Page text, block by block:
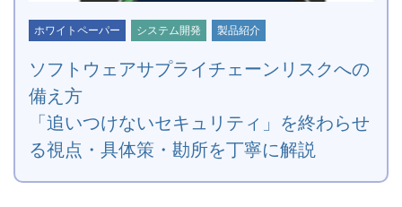
ホワイトペーパー システム開発 製品紹介
ソフトウェアサプライチェーンリスクへの
備え方
「追いつけないセキュリティ」を終わらせ
る視点・具体策・勘所を丁寧に解説